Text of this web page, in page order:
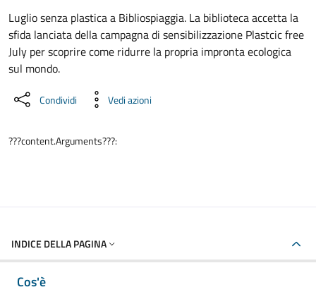
Luglio senza plastica a Bibliospiaggia. La biblioteca accetta la
sfida lanciata della campagna di sensibilizzazione Plastcic free
July per scoprire come ridurre la propria impronta ecologica
sul mondo.
Condividi Vedi azioni
???content.Arguments???:
INDICE DELLA PAGINA
Cos'è